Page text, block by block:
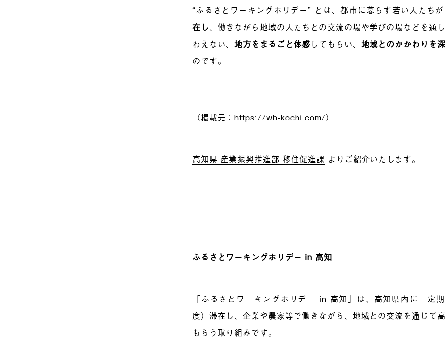
“ふるさとワーキングホリデー” とは、都市に暮らす若い人たちが
在し、働きながら地域の人たちとの交流の場や学びの場などを通
わえない、 地方をまるごと体感 してもらい、 地域とのかかわりを
のです。
（掲載元：https://wh-kochi.com/）
高知県 産業振興推進部 移住促進課 よりご紹介いたします。
ふるさとワーキングホリデー in 高知
「ふるさとワーキングホリデー in 高知」は、高知県内に一定
度）滞在し、企業や農家等で働きながら、地域との交流を通じて
もらう取り組みです。